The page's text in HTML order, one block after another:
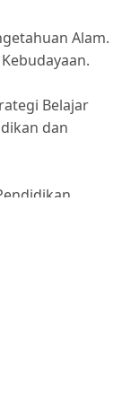
Alam.
Belajar
dan